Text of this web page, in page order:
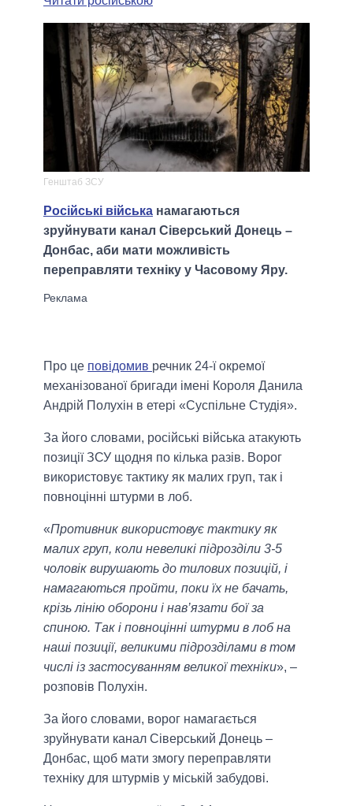
Генштаб ЗСУ
Російські війська намагаються
зруйнувати канал Сіверський Донець –
Донбас, аби мати можливість
переправляти техніку у Часовому Яру.
Про це повідомив речник 24-ї окремої
механізованої бригади імені Короля Данила
Андрій Полухін в етері «Суспільне Студія».
За його словами, російські війська атакують
позиції ЗСУ щодня по кілька разів. Ворог
використовує тактику як малих груп, так і
повноцінні штурми в лоб.
«Противник використовує тактику як
малих груп, коли невеликі підрозділи 3-5
чоловік вирушають до тилових позицій, і
намагаються пройти, поки їх не бачать,
крізь лінію оборони і нав’язати бої за
спиною. Так і повноцінні штурми в лоб на
наші позиції, великими підрозділами в том
числі із застосуванням великої техніки», –
розповів Полухін.
За його словами, ворог намагається
зруйнувати канал Сіверський Донець –
Донбас, щоб мати змогу переправляти
техніку для штурмів у міській забудові.